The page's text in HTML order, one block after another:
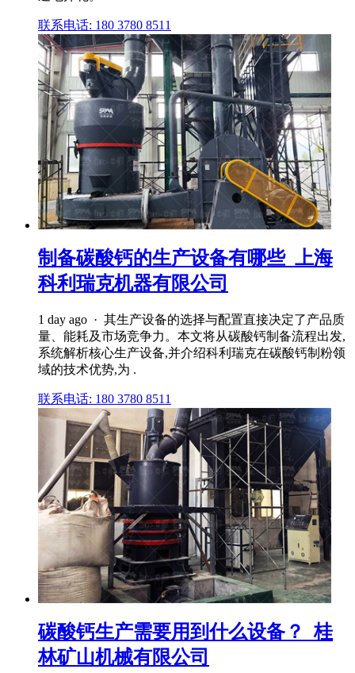
联系电话: 180 3780 8511
制备碳酸钙的生产设备有哪些_上海
科利瑞克机器有限公司
1 day ago · 其生产设备的选择与配置直接决定了产品质
量、能耗及市场竞争力。本文将从碳酸钙制备流程出发,
系统解析核心生产设备,并介绍科利瑞克在碳酸钙制粉领
域的技术优势,为 .
联系电话: 180 3780 8511
碳酸钙生产需要用到什么设备？_桂
林矿山机械有限公司